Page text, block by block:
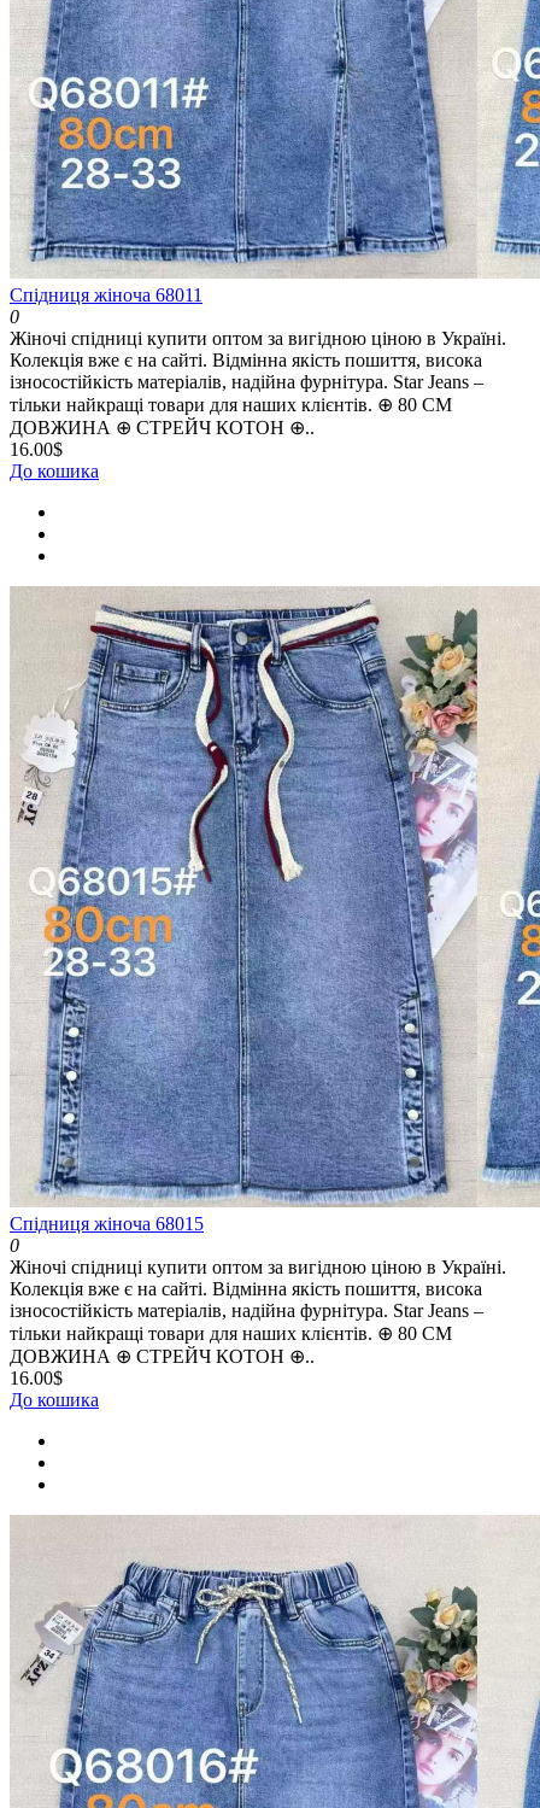
Спідниця жіноча 68011
0
Жіночі спідниці купити оптом за вигідною ціною в Україні.
Колекція вже є на сайті. Відмінна якість пошиття, висока
ізносостійкість матеріалів, надійна фурнітура. Star Jeans –
тільки найкращі товари для наших клієнтів. ⊕ 80 СМ
ДОВЖИНА ⊕ СТРЕЙЧ КОТОН ⊕..
16.00$
До кошика
Спідниця жіноча 68015
0
Жіночі спідниці купити оптом за вигідною ціною в Україні.
Колекція вже є на сайті. Відмінна якість пошиття, висока
ізносостійкість матеріалів, надійна фурнітура. Star Jeans –
тільки найкращі товари для наших клієнтів. ⊕ 80 СМ
ДОВЖИНА ⊕ СТРЕЙЧ КОТОН ⊕..
16.00$
До кошика